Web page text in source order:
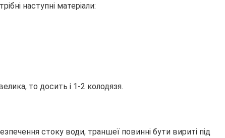
наступні матеріали:
то досить і 1-2 колодязя.
стоку води, траншеї повинні бути вириті під